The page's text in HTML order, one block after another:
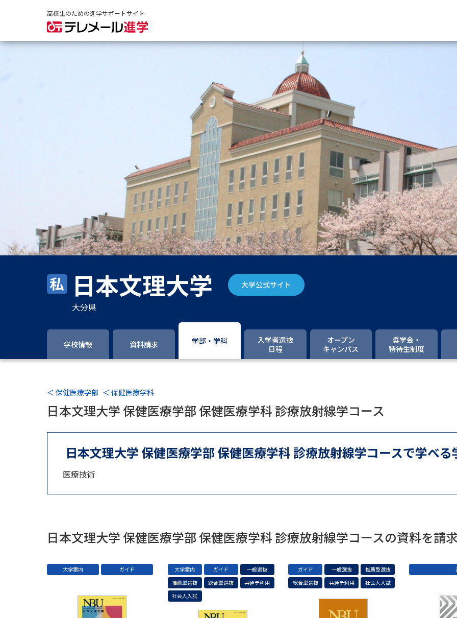
高校生のための進学サポートサイト
大学・短大の資料種類から請求
大学パンフ
総合型選抜・学校推薦型選抜 募集要項
大学入学共通テスト利用選抜の募集要項
大学・短大以外の資料から請
専門学校の資料請求 大学院の資料請求
大学入学共通テスト「受験案内」の請求
大学入学共通テスト「受験上の配慮案内
大学研究
データサイエンス特集
進路の３択
新学年スタート号特集ペ
新学年スタート号特集ページ（高2生用
オープンキャンパスなどを調
来場型・Web型イベント特集
夢ナビ
受験準備
日本文理大学 大学公式サイト
大分県
学校情報 資料請求 学部・学科
入学者選抜
日程
オープン
キャンパス
奨学金・
特待生制度
＜ 保健医療学部 ＜ 保健医療学科
日本文理大学 保健医療学部 保健医療学科 診療放射線学コース
日本文理大学 保健医療学部 保健医療学科 診療放射線学コースで学べる
医療技術
日本文理大学 保健医療学部 保健医療学科 診療放射線学コースの資料を請求
大学案内 ガイド 大学案内 ガイド
一般選抜
推薦型選抜
総合型選抜
共通テ利用
社会人入試
ガイド 一般選抜
推薦型選抜
総合型選抜
共通テ利用 社会人入試